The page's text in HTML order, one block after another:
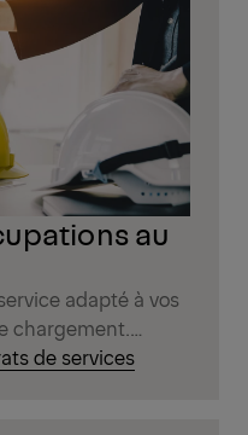
au
adapté à vos
chargement.
temps et d’argent.
de services